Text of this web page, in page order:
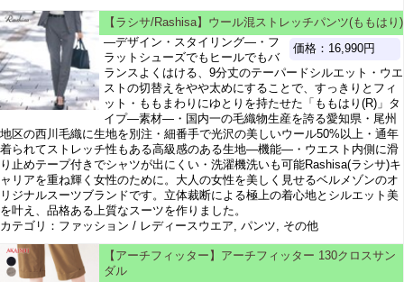
【ラシサ/Rashisa】ウール混ストレッチパンツ(ももはり)
価格：16,990円
―デザイン・スタイリング―・フ
ラットシューズでもヒールでもバ
ランスよくはける、9分丈のテーパードシルエット・ウエ
ストの切替えをやや太めにすることで、すっきりとフィ
ット・ももまわりにゆとりを持たせた「ももはり(R)」タ
イプ―素材―・国内一の毛織物生産を誇る愛知県・尾州
地区の西川毛織に生地を別注・細番手で光沢の美しいウール50%以上・通年
着られてストレッチ性もある高級感のある生地―機能―・ウエスト内側に滑
り止めテープ付きでシャツが出にくい・洗濯機洗いも可能Rashisa(ラシサ)キ
ャリアを重ね輝く女性のために。大人の女性を美しく見せるベルメゾンのオ
リジナルスーツブランドです。立体裁断による極上の着心地とシルエット美
を叶え、品格ある上質なスーツを作りました。
カテゴリ：ファッション / レディースウエア, パンツ, その他
【アーチフィッター】アーチフィッター 130クロスサン
ダル